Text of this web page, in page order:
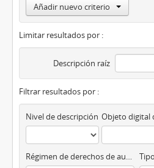
Añadir nuevo criterio
Limitar resultados por :
Descripción raíz
Filtrar resultados por :
Nivel de descripción
Régimen de derechos de autor